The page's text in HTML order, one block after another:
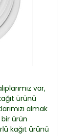
var,
ürünü
almak
bir ürün
kağıt ürünü